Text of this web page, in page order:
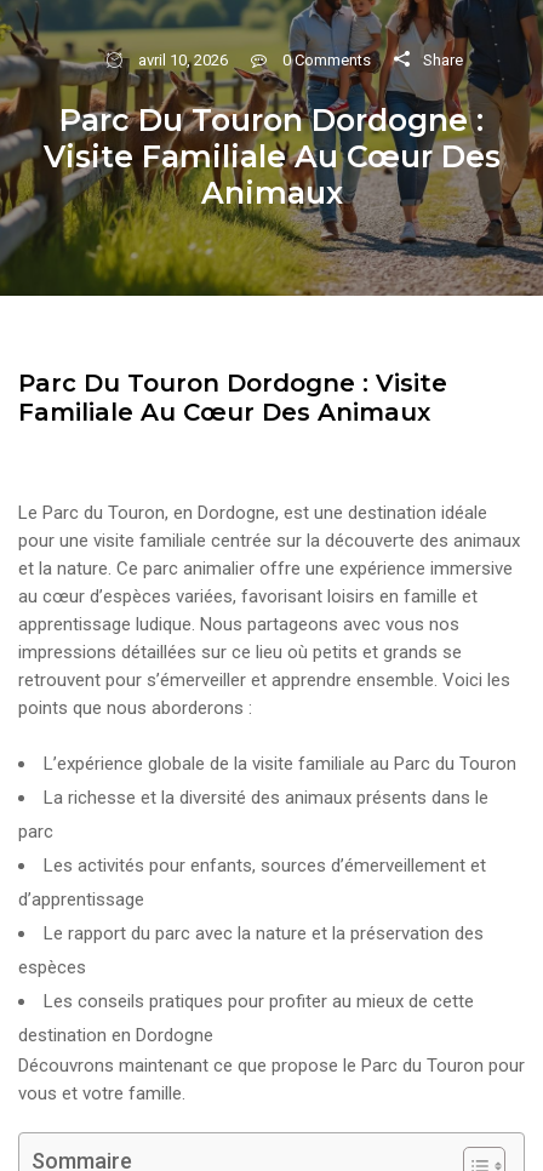
avril 10, 2026 0 Comments Share
Parc Du Touron Dordogne :
Visite Familiale Au Cœur Des
Animaux
Parc Du Touron Dordogne : Visite
Familiale Au Cœur Des Animaux
Le Parc du Touron, en Dordogne, est une destination idéale
pour une visite familiale centrée sur la découverte des animaux
et la nature. Ce parc animalier offre une expérience immersive
au cœur d’espèces variées, favorisant loisirs en famille et
apprentissage ludique. Nous partageons avec vous nos
impressions détaillées sur ce lieu où petits et grands se
retrouvent pour s’émerveiller et apprendre ensemble. Voici les
points que nous aborderons :
L’expérience globale de la visite familiale au Parc du Touron
La richesse et la diversité des animaux présents dans le
parc
Les activités pour enfants, sources d’émerveillement et
d’apprentissage
Le rapport du parc avec la nature et la préservation des
espèces
Les conseils pratiques pour profiter au mieux de cette
destination en Dordogne
Découvrons maintenant ce que propose le Parc du Touron pour
vous et votre famille.
Sommaire